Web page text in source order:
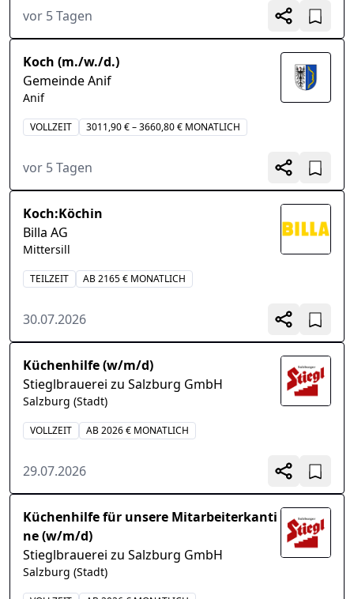
vor 5 Tagen
Koch (m./w./d.)
Gemeinde Anif
Anif
VOLLZEIT 3011,90 € – 3660,80 € MONATLICH
vor 5 Tagen
Koch:Köchin
Billa AG
Mittersill
TEILZEIT AB 2165 € MONATLICH
30.07.2026
Küchenhilfe (w/m/d)
Stieglbrauerei zu Salzburg GmbH
Salzburg (Stadt)
VOLLZEIT AB 2026 € MONATLICH
29.07.2026
Küchenhilfe für unsere Mitarbeiterkanti
ne (w/m/d)
Stieglbrauerei zu Salzburg GmbH
Salzburg (Stadt)